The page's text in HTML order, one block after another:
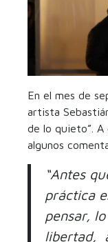
En el mes de
artista
de lo quieto”.
algunos
“Antes
práctica
pensar,
libertad,